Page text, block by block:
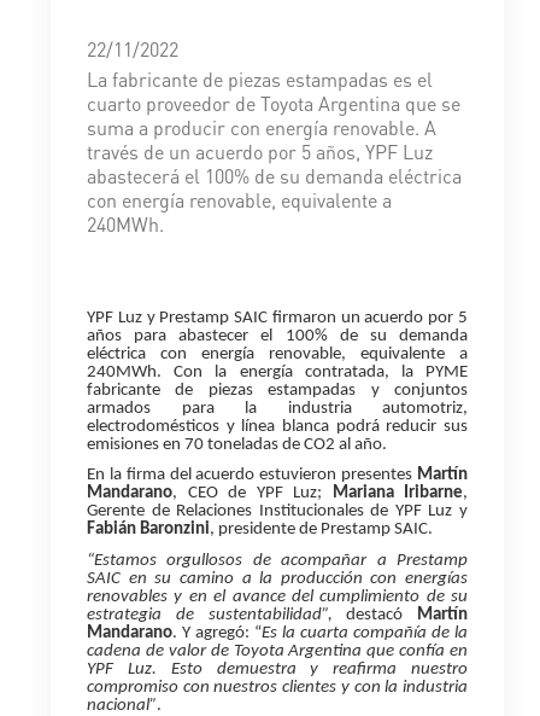
22/11/2022
La fabricante de piezas estampadas es el
cuarto proveedor de Toyota Argentina que se
suma a producir con energía renovable. A
través de un acuerdo por 5 años, YPF Luz
abastecerá el 100% de su demanda eléctrica
con energía renovable, equivalente a
240MWh.
YPF Luz y Prestamp SAIC firmaron un acuerdo por 5
años para abastecer el 100% de su demanda
eléctrica con energía renovable, equivalente a
240MWh. Con la energía contratada, la PYME
fabricante de piezas estampadas y conjuntos
armados para la industria automotriz,
electrodomésticos y línea blanca podrá reducir sus
emisiones en 70 toneladas de CO2 al año.
En la firma del acuerdo estuvieron presentes Martín
Mandarano, CEO de YPF Luz; Mariana Iribarne,
Gerente de Relaciones Institucionales de YPF Luz y
Fabián Baronzini, presidente de Prestamp SAIC.
“Estamos orgullosos de acompañar a Prestamp
SAIC en su camino a la producción con energías
renovables y en el avance del cumplimiento de su
estrategia de sustentabilidad”,destacó
Martín
Mandarano. Y agregó: “Es la cuarta compañía de la
cadena de valor de Toyota Argentina que confía en
YPF Luz. Esto demuestra y reafirma nuestro
compromiso con nuestros clientes y con la industria
nacional”.